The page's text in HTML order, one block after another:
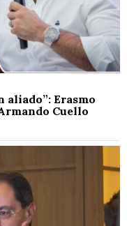
aliado”: Erasmo
Cuello